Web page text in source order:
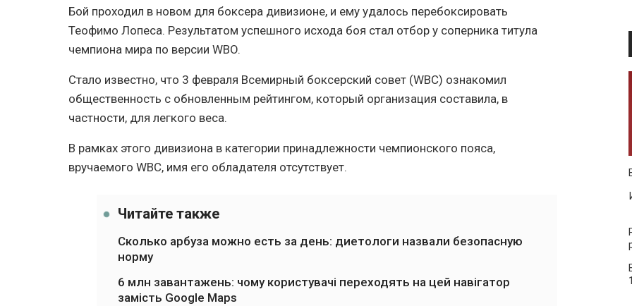
Бой проходил в новом для боксера дивизионе, и ему удалось перебоксировать
Теофимо Лопеса. Результатом успешного исхода боя стал отбор у соперника титула
чемпиона мира по версии WBO.
Стало известно, что 3 февраля Всемирный боксерский совет (WBC) ознакомил
общественность с обновленным рейтингом, который организация составила, в
частности, для легкого веса.
В рамках этого дивизиона в категории принадлежности чемпионского пояса,
вручаемого WBC, имя его обладателя отсутствует.
Читайте также
Сколько арбуза можно есть за день: диетологи назвали безопасную
норму
6 млн завантажень: чому користувачі переходять на цей навігатор
замість Google Maps